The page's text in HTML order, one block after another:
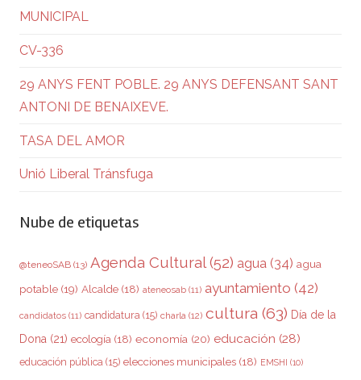
MUNICIPAL
CV-336
29 ANYS FENT POBLE. 29 ANYS DEFENSANT SANT
ANTONI DE BENAIXEVE.
TASA DEL AMOR
Unió Liberal Tránsfuga
Nube de etiquetas
@teneoSAB (13) Agenda Cultural(52) agua (34) agua
potable (19) Alcalde (18) ateneosab (11) ayuntamiento (42)
candidatos (11) candidatura (15) charla (12) cultura (63) Día de la
Dona (21) ecología (18) economía (20) educación (28)
educación pública (15) elecciones municipales (18) EMSHI (10)